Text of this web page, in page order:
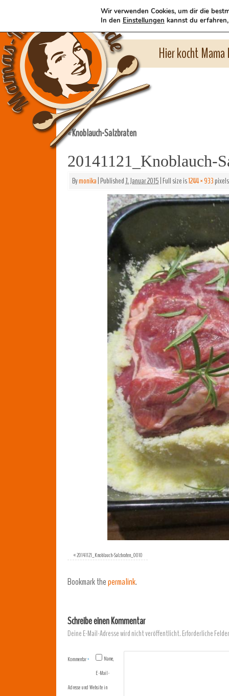
Hier kocht
«Knoblauch-Salzbraten
20141121_Knoblauch-
Bymonika|Published7. Januar 2015|Full size is1244 × 933pixels
«20141121_Knoblauch-Salzbraten_0010
Bookmark thepermalink.
Schreibe einen Kommentar
Deine E-Mail-Adresse wird nicht veröffentlicht.Erforderliche
Kommentar*
Name,
E-Mail-
Adresse und Website in
Wir verwenden Cookies, um dir die
In den Einstellungen kannst du